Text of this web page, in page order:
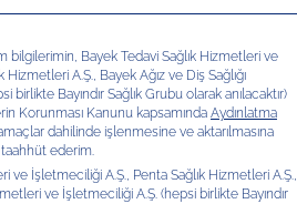
bilgilerimin, Bayek Tedavi Sağlık Hizmetleri ve
Hizmetleri A.Ş., Bayek Ağız ve Diş Sağlığı
Bayındır Sağlık Grubu olarak anılacaktır)
Korunması Kanunu kapsamında Aydınlatma
dahilinde işlenmesine ve aktarılmasına
ederim.
ve İşletmeciliği A.Ş., Penta Sağlık Hizmetleri A.Ş.,
ve İşletmeciliği A.Ş. (hepsi birlikte Bayındır